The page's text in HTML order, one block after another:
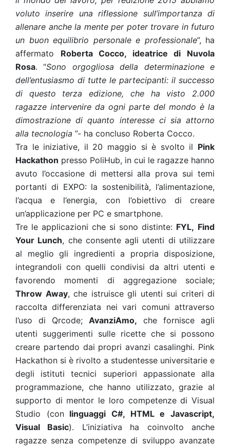
voluto inserire una riflessione sull’importanza di
allenare anche la mente per poter trovare in futuro
un buon equilibrio personale e professionale”, ha
affermato Roberta Cocco, ideatrice di Nuvola
Rosa. “Sono orgogliosa della determinazione e
dell’entusiasmo di tutte le partecipanti: il successo
di questo terza edizione, che ha visto 2.000
ragazze intervenire da ogni parte del mondo è la
dimostrazione di quanto interesse ci sia attorno
alla tecnologia ”- ha concluso Roberta Cocco.
Tra le iniziative, il 20 maggio si è svolto il Pink
Hackathon presso PoliHub, in cui le ragazze hanno
avuto l’occasione di mettersi alla prova sui temi
portanti di EXPO: la sostenibilità, l’alimentazione,
l’acqua e l’energia, con l’obiettivo di creare
un’applicazione per PC e smartphone.
Tre le applicazioni che si sono distinte: FYL, Find
Your Lunch, che consente agli utenti di utilizzare
al meglio gli ingredienti a propria disposizione,
integrandoli con quelli condivisi da altri utenti e
favorendo momenti di aggregazione sociale;
Throw Away, che istruisce gli utenti sui criteri di
raccolta differenziata nei vari comuni attraverso
l’uso di Qrcode; AvanziAmo, che fornisce agli
utenti suggerimenti sulle ricette che si possono
creare partendo dai propri avanzi casalinghi. Pink
Hackathon si è rivolto a studentesse universitarie e
degli istituti tecnici superiori appassionate alla
programmazione, che hanno utilizzato, grazie al
supporto di mentor le loro competenze di Visual
Studio (conlinguaggi C#, HTML e Javascript,
Visual Basic). L’iniziativa ha coinvolto anche
ragazze senza competenze di sviluppo avanzate